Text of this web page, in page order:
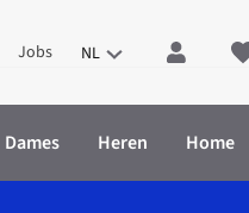
Jobs NL
Dames Heren Home